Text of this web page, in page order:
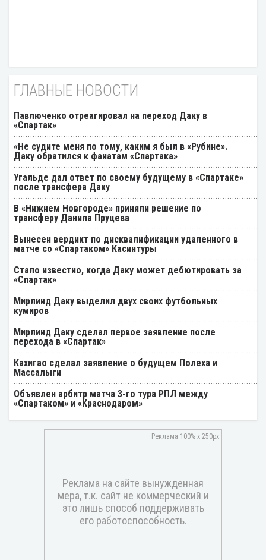
ГЛАВНЫЕ НОВОСТИ
Павлюченко отреагировал на переход Даку в
«Спартак»
«Не судите меня по тому, каким я был в «Рубине».
Даку обратился к фанатам «Спартака»
Угальде дал ответ по своему будущему в «Спартаке»
после трансфера Даку
В «Нижнем Новгороде» приняли решение по
трансферу Данила Пруцева
Вынесен вердикт по дисквалификации удаленного в
матче со «Спартаком» Касинтуры
Стало известно, когда Даку может дебютировать за
«Спартак»
Мирлинд Даку выделил двух своих футбольных
кумиров
Мирлинд Даку сделал первое заявление после
перехода в «Спартак»
Кахигао сделал заявление о будущем Полеха и
Массалыги
Объявлен арбитр матча 3-го тура РПЛ между
«Спартаком» и «Краснодаром»